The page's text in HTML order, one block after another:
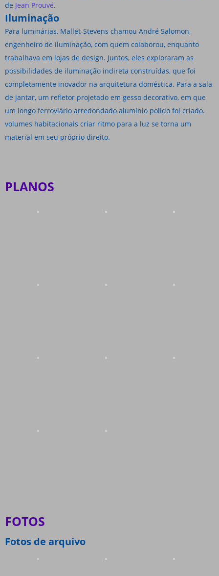
de Jean Prouvé.
Iluminação
Para luminárias, Mallet-Stevens chamou André Salomon,
engenheiro de iluminação, com quem colaborou, enquanto
trabalhava em lojas de design. Juntos, eles exploraram as
possibilidades de iluminação indireta construídas, que foi
completamente inovador na arquitetura doméstica. Para a sala
de jantar, um refletor projetado em gesso decorativo, em que
um longo ferroviário arredondado alumínio polido foi criado.
volumes habitacionais criar ritmo para a luz se torna um
material em seu próprio direito.
PLANOS
FOTOS
Fotos de arquivo